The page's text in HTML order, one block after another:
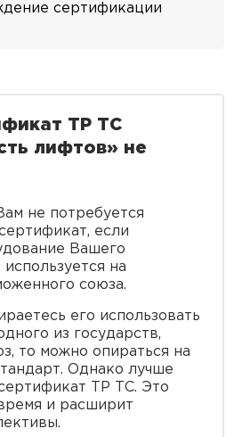
сертификации
ТР ТС
лифтов» не
не потребуется
если
Вашего
на
союза.
его использовать
из государств,
то можно опираться на
Однако лучше
ТР ТС. Это
и расширит